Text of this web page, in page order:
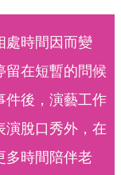
處時間因而變
留在短暫的問候
件後，演藝工作
演脫口秀外，在
多時間陪伴老